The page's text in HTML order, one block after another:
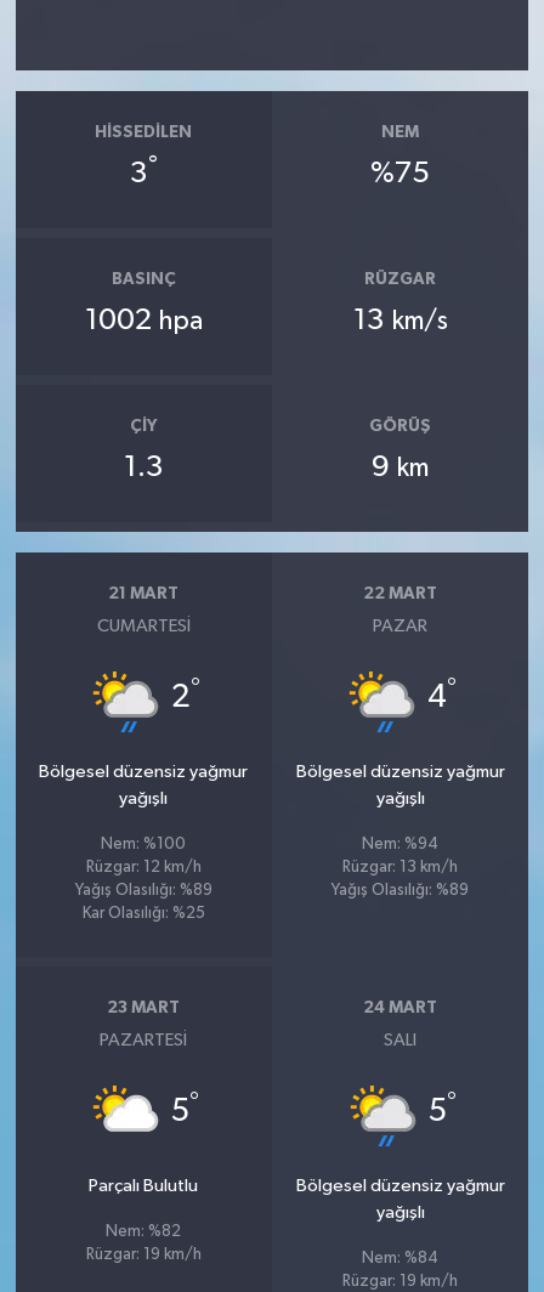
HISSEDILEN
3°
NEM
%75
BASINÇ
1002 hpa
RÜZGAR
13 km/s
ÇIY
1.3
GÖRÜŞ
9 km
21 MART
CUMARTESI
2°
Bölgesel düzensiz yağmur
yağışlı
Nem: %100
Rüzgar: 12 km/h
Yağış Olasılığı: %89
Kar Olasılığı: %25
22 MART
PAZAR
4°
Bölgesel düzensiz yağmur
yağışlı
Nem: %94
Rüzgar: 13 km/h
Yağış Olasılığı: %89
23 MART
PAZARTESI
5°
Parçalı Bulutlu
Nem: %82
Rüzgar: 19 km/h
24 MART
SALI
5°
Bölgesel düzensiz yağmur
yağışlı
Nem: %84
Rüzgar: 19 km/h